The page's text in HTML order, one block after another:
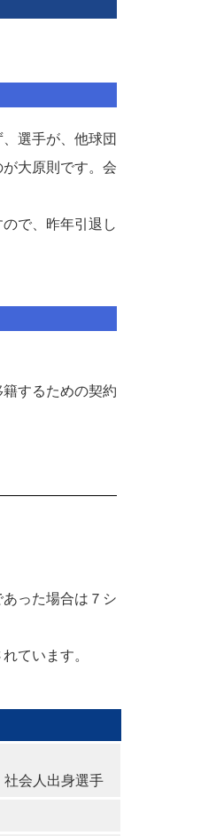
選手が、他球団
大原則です。会
で、昨年引退し
するための契約
った場合は７シ
ています。
社会人出身選手